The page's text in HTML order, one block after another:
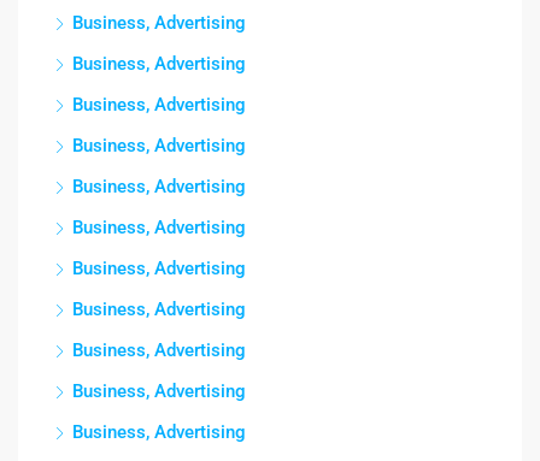
Business, Advertising
Business, Advertising
Business, Advertising
Business, Advertising
Business, Advertising
Business, Advertising
Business, Advertising
Business, Advertising
Business, Advertising
Business, Advertising
Business, Advertising